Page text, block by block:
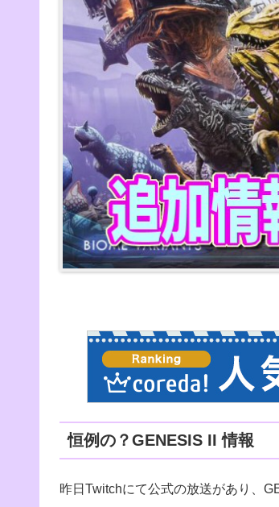
恒例の？GENESIS II 情報
昨日Twitchにて公式の放送があり、